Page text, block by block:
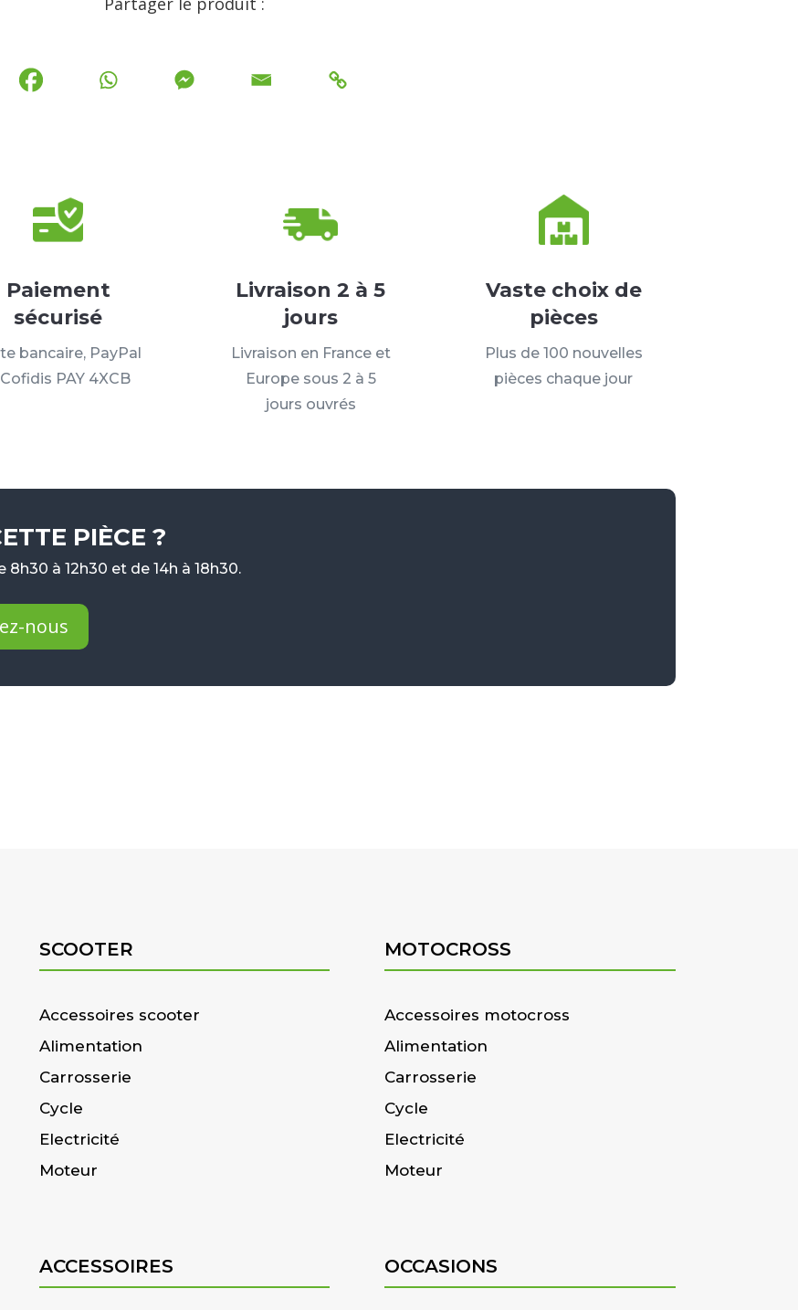
Paiement
sécurisé
bancaire, PayPal
PAY 4XCB
Livraison 2 à 5
jours
Livraison en France et
Europe sous 2 à 5
jours ouvrés
Vaste choix de
pièces
Plus de 100 nouvelles
pièces chaque jour
PIÈCE ?
à 12h30 et de 14h à 18h30.
nous
SCOOTER
Accessoires scooter
Alimentation
Carrosserie
Cycle
Electricité
Moteur
MOTOCROSS
Accessoires motocross
Alimentation
Carrosserie
Cycle
Electricité
Moteur
ACCESSOIRES OCCASIONS